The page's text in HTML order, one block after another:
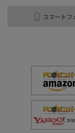
スマートフ